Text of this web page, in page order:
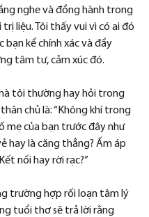
nghe và đồng hành trong
liệu. Tôi thấy vui vì có ai đó
bạn kể chính xác và đầy
tâm tư, cảm xúc đó.
tôi thường hay hỏi trong
chủ là: “Không khí trong
mẹ của bạn trước đây như
hay là căng thẳng? Ấm áp
nối hay rời rạc?”
trường hợp rối loạn tâm lý
tuổi thơ sẽ trả lời rằng